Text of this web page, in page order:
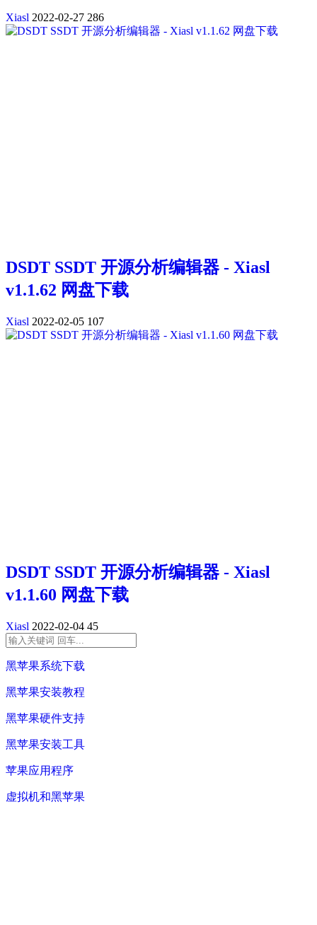
Xiasl 2022-02-27 286
DSDT SSDT 开源分析编辑器 - Xiasl
v1.1.62 网盘下载
Xiasl 2022-02-05 107
DSDT SSDT 开源分析编辑器 - Xiasl
v1.1.60 网盘下载
Xiasl 2022-02-04 45
黑苹果系统下载
黑苹果安装教程
黑苹果硬件支持
黑苹果安装工具
苹果应用程序
虚拟机和黑苹果